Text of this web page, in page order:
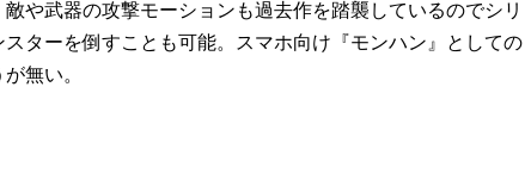
や武器の攻撃モーションも過去作を踏襲しているのでシリ
ターを倒すことも可能。スマホ向け『モンハン』としての
無い。